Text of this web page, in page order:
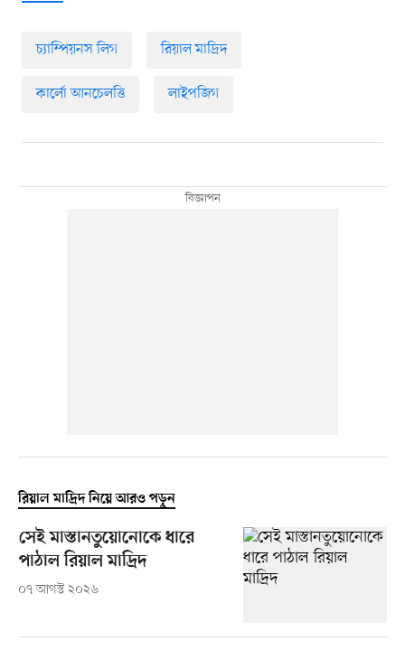
চ্যাম্পিয়নস লিগ রিয়াল মাদ্রিদ
কার্লো আনচেলত্তি লাইপজিগ
রিয়াল মাদ্রিদ নিয়ে আরও পড়ুন
সেই মাস্তানতুয়োনোকে ধারে
পাঠাল রিয়াল মাদ্রিদ
০৭ আগস্ট ২০২৬